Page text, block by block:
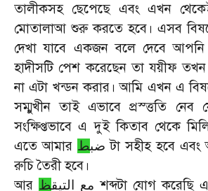
তালীকসহ ছেপেছে এবং এখন
মোতালাআ শুরু করতে হবে। এসব
দেখা যাবে একজন বলে দেবে আপনি
হাদীসটি পেশ করেছেন তা যয়ীফ তখন
না এটা খন্ডন করার। আমি এখন এ
সম্মুখীন তাই এভাবে প্রস্ত্ততি নেব
সংক্ষিপ্তভাবে এ দুই কিতাব থেকে
এতে আমার ضبط টা সহীহ হবে এবং
রুচি তৈরী হবে।
আর
مع التيقظ শব্দটা যোগ করেছি